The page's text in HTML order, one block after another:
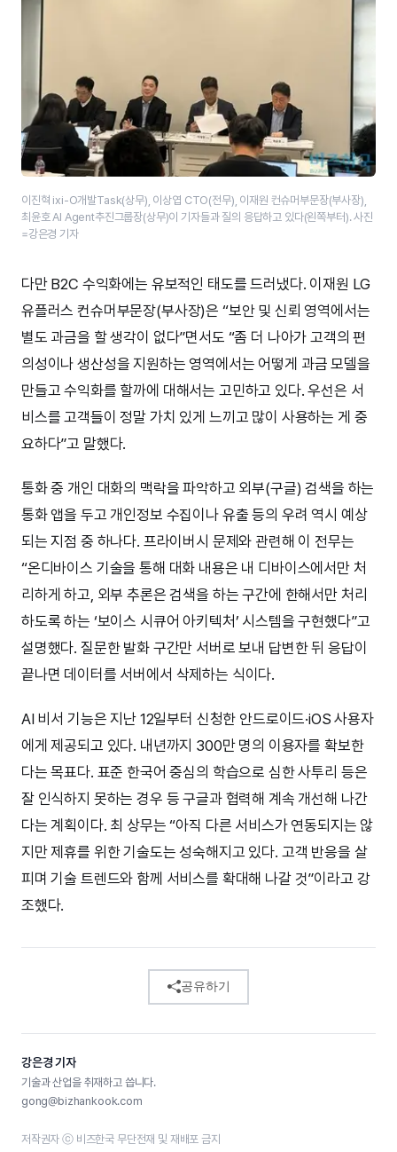
이진혁 ixi-O개발Task(상무), 이상엽 CTO(전무), 이재원 컨슈머부문장(부사장),
최윤호 AI Agent추진그룹장(상무)이 기자들과 질의 응답하고 있다(​왼쪽부터)​. 사진
=강은경 기자
다만 B2C 수익화에는 유보적인 태도를 드러냈다. 이재원 LG
유플러스 컨슈머부문장(부사장)은 “보안 및 신뢰 영역에서는
별도 과금을 할 생각이 없다”면서도 “좀 더 나아가 고객의 편
의성이나 생산성을 지원하는 영역에서는 어떻게 과금 모델을
만들고 수익화를 할까에 대해서는 고민하고 있다. 우선은 서
비스를 고객들이 정말 가치 있게 느끼고 많이 사용하는 게 중
요하다”고 말했다.
통화 중 개인 대화의 맥락을 파악하고 외부(구글) 검색을 하는
통화 앱을 두고 개인정보 수집이나 유출 등의 우려 역시 예상
되는 지점 중 하나다. 프라이버시 문제와 관련해 이 전무는
“온디바이스 기술을 통해 대화 내용은 내 디바이스에서만 처
리하게 하고, 외부 추론은 검색을 하는 구간에 한해서만 처리
하도록 하는 ‘보이스 시큐어 아키텍처’ 시스템을 구현했다”고
설명했다. 질문한 발화 구간만 서버로 보내 답변한 뒤 응답이
끝나면 데이터를 서버에서 삭제하는 식이다.
AI 비서 기능은 지난 12일부터 신청한 안드로이드·iOS 사용자
에게 제공되고 있다. 내년까지 300만 명의 이용자를 확보한
다는 목표다. 표준 한국어 중심의 학습으로 심한 사투리 등은
잘 인식하지 못하는 경우 등 구글과 협력해 계속 개선해 나간
다는 계획이다. 최 상무는 “아직 다른 서비스가 연동되지는 않
지만 제휴를 위한 기술도는 성숙해지고 있다. 고객 반응을 살
피며 기술 트렌드와 함께 서비스를 확대해 나갈 것”이라고 강
조했다.
공유하기
강은경 기자
기술과 산업을 취재하고 씁니다.
gong@bizhankook.com
저작권자 ⓒ 비즈한국 무단전재 및 재배포 금지